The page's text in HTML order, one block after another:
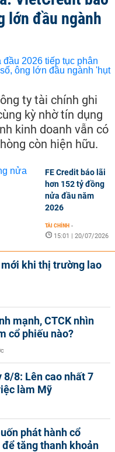
lớn đầu ngành
ty tài chính ghi
kỳ nhờ tín dụng
kinh doanh vẫn có
còn hiện hữu.
FE Credit báo lãi
hơn 152 tỷ đồng
nửa đầu năm
2026
TÀI CHÍNH -
15:01 | 20/07/2026
khi thị trường lao
mạnh, CTCK nhìn
cổ phiếu nào?
8/8: Lên cao nhất 7
làm Mỹ
phát hành cổ
tăng thanh khoản